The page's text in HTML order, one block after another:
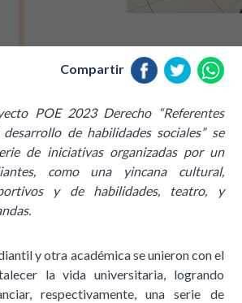
Compartir
POE 2023 Derecho “Referentes
de habilidades sociales” se
de iniciativas organizadas por un
como una yincana cultural,
y de habilidades, teatro, y
y otra académica se unieron con el
la vida universitaria, logrando
respectivamente, una serie de